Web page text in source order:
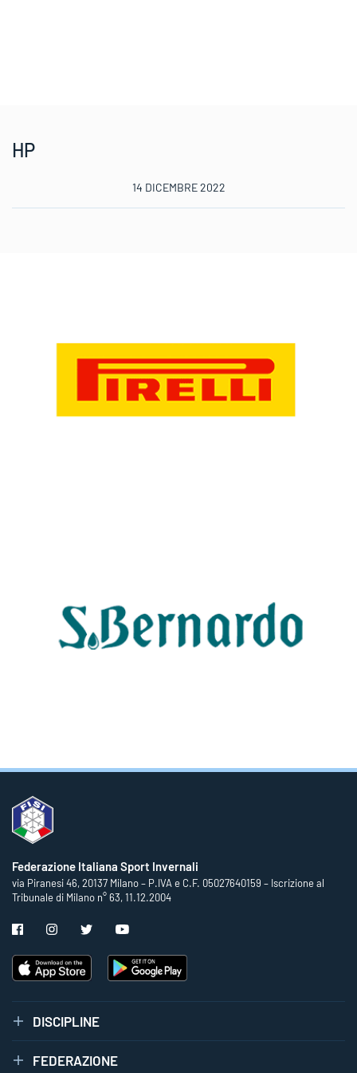
HP
14 DICEMBRE 2022
Federazione Italiana Sport Invernali
via Piranesi 46, 20137 Milano – P.IVA e C.F. 05027640159 – Iscrizione al
Tribunale di Milano n° 63, 11.12.2004
DISCIPLINE
FEDERAZIONE